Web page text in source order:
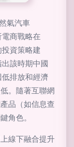
氣汽車
電商戰略在
資策略建
該時期中國
排放和經濟
。隨著互聯網
品（如信息查
角色。
線下融合提升